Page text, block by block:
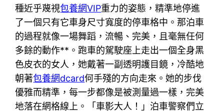
種近乎蔑視包養網VIP重力的姿態，精準地停進
了一個只有它車身尺寸寬度的停車格中。那泊車
的過程就像一場舞蹈，流暢、完美，且毫無任何
多餘的動作**。跑車的駕駛座上走出一個全身黑
色皮衣的女人，她戴著一副透明護目鏡，冷酷地
朝著包養網dcard何手殘的方向走來。她的步伐
優雅而精準，每一步都像是被測量過一樣，完美
地落在網格線上。「車影大人！」泊車警察們立